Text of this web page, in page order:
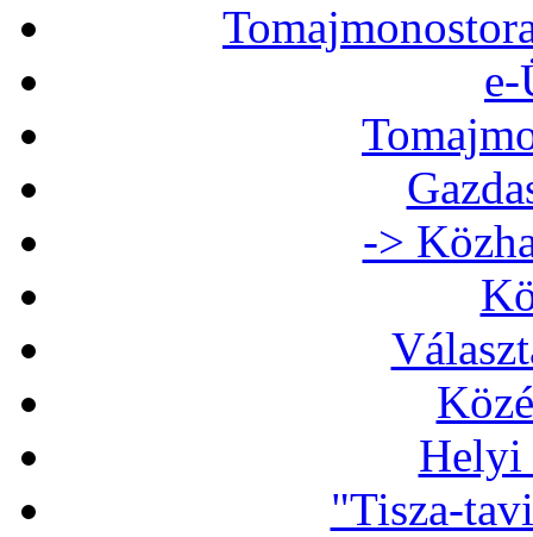
e-
->
Helyi
"Tisza-